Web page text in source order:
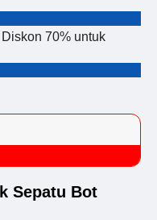
70% untuk
Sepatu Bot